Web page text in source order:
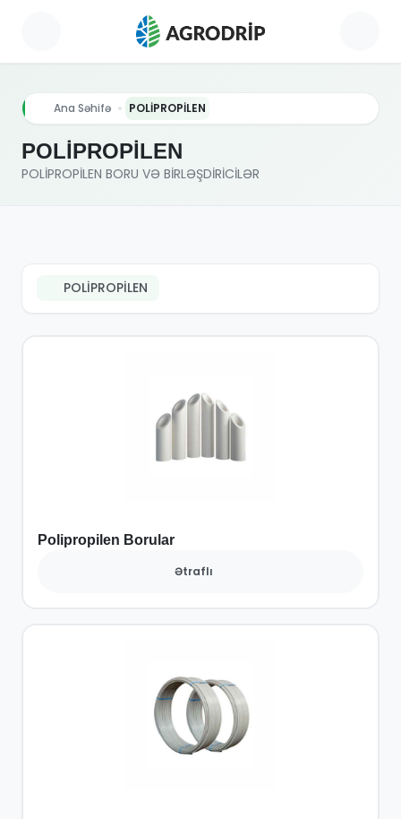
Ana Səhifə POLİPROPİLEN
POLİPROPİLEN
POLİPROPİLEN BORU VƏ BİRLƏŞDİRİCİLƏR
POLİPROPİLEN
Polipropilen Borular
Ətraflı